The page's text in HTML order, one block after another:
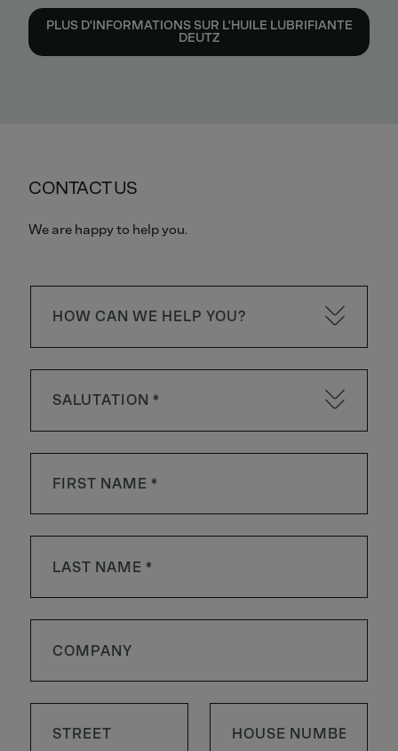
PLUS D'INFORMATIONS SUR L'HUILE LUBRIFIANTE
DEUTZ
CONTACT US
We are happy to help you.
HOW CAN WE HELP YOU?
SALUTATION *